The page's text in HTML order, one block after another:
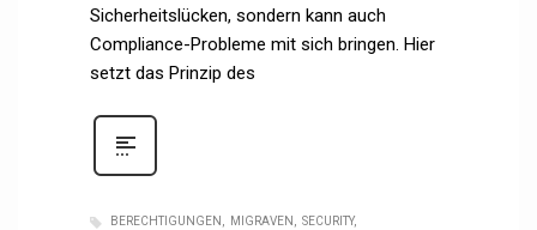
Sicherheitslücken, sondern kann auch
Compliance-Probleme mit sich bringen. Hier
setzt das Prinzip des
BERECHTIGUNGEN MIGRAVEN SECURITY